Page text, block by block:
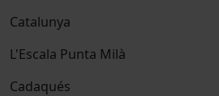
Catalunya
L'Escala Punta Milà
Cadaqués